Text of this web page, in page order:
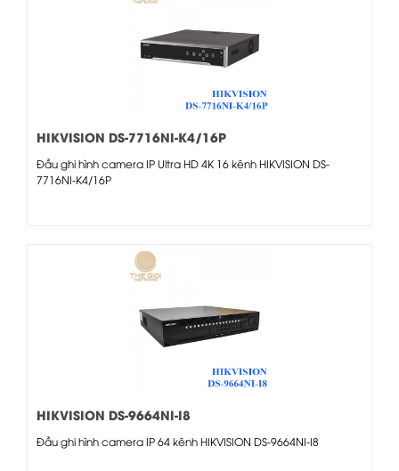
HIKVISION DS-7716NI-K4/16P
Đầu ghi hình camera IP Ultra HD 4K 16 kênh HIKVISION DS-
7716NI-K4/16P
HIKVISION DS-9664NI-I8
Đầu ghi hình camera IP 64 kênh HIKVISION DS-9664NI-I8